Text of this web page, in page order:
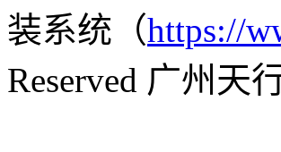
装系统（https://
Reserved 广州天